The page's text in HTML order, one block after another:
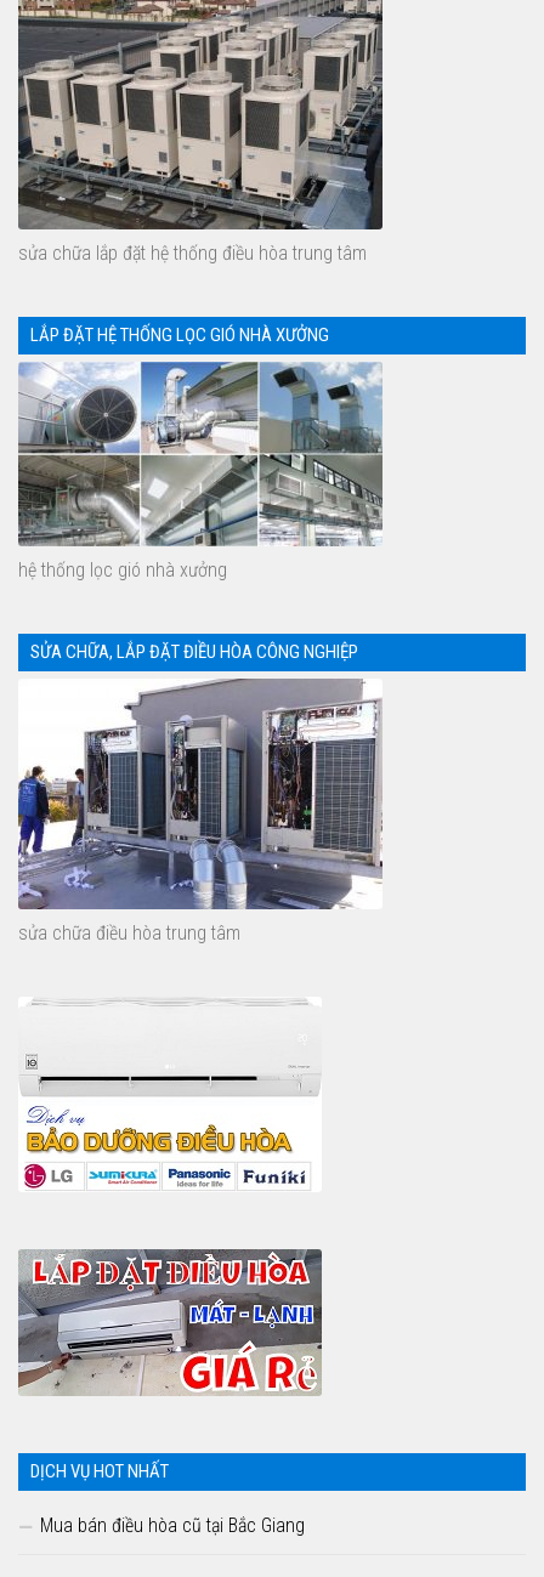
sửa chữa lắp đặt hệ thống điều hòa trung tâm
LẮP ĐẶT HỆ THỐNG LỌC GIÓ NHÀ XƯỞNG
hệ thống lọc gió nhà xưởng
SỬA CHỮA, LẮP ĐẶT ĐIỀU HÒA CÔNG NGHIỆP
sửa chữa điều hòa trung tâm
DỊCH VỤ HOT NHẤT
Mua bán điều hòa cũ tại Bắc Giang